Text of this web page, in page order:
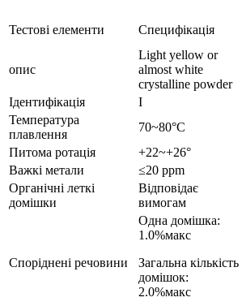
Тестові елементи Специфікація
опис
Light yellow or
almost white
crystalline powder
Ідентифікація І
Температура
плавлення
70~80°C
Питома ротація
+22~+26°
Важкі метали
≤20 ppm
Органічні леткі
домішки
Відповідає
вимогам
Споріднені речовини
Одна домішка:
1.0%макс
Загальна кількість
домішок:
2.0%макс